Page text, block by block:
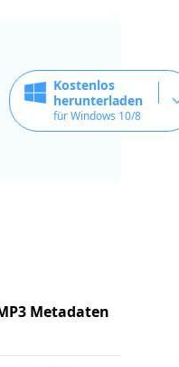
Kostenlos
herunterladen
für Windows 10/8
Metadaten